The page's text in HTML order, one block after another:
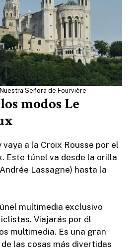
Señora de Fourvière
modos Le
vaya a la Croix Rousse por el
Este túnel va desde la orilla
Lassagne) hasta la
multimedia exclusivo
Viajarás por él
multimedia. Es una gran
las cosas más divertidas